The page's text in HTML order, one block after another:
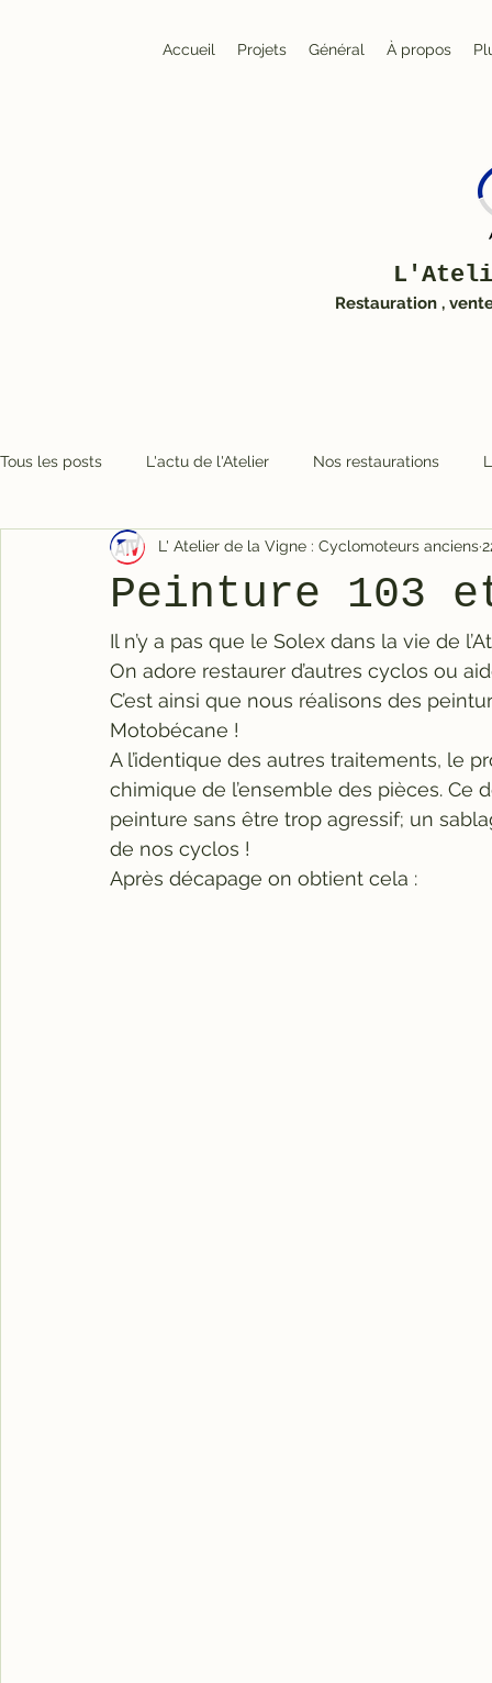
Accueil Projets Général À propos
Restauration ,
Tous les posts L'actu de l'Atelier Nos restaurations
Peinture 103
L' Atelier de la Vigne : Cyclomoteurs anciens
Il n’y a pas que le Solex dans la vie de
On adore restaurer d’autres cyclos ou
C’est ainsi que nous réalisons des
Motobécane !
A l’identique des autres traitements, le
chimique de l’ensemble des pièces.
peinture sans être trop agressif; un
de nos cyclos !
Après décapage on obtient cela :